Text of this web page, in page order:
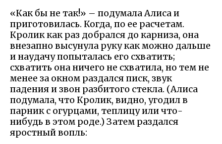
«Как бы не так!» – подумала Алиса и
приготовилась. Когда, по ее расчетам.
Кролик как раз добрался до карниза, она
внезапно высунула руку как можно дальше
и наудачу попыталась его схватить;
схватить она ничего не схватила, но тем не
менее за окном раздался писк, звук
падения и звон разбитого стекла. (Алиса
подумала, что Кролик, видно, угодил в
парник с огурцами, теплицу или что-
нибудь в этом роде.) Затем раздался
яростный вопль: